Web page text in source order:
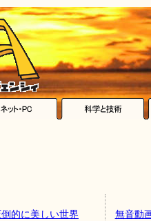
的に美しい世界
無音動